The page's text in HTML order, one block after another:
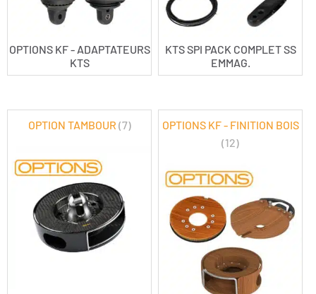
OPTIONS KF - ADAPTATEURS
KTS
KTS SPI PACK COMPLET SS
EMMAG.
OPTION TAMBOUR (7)
OPTIONS KF - FINITION BOIS
(12)